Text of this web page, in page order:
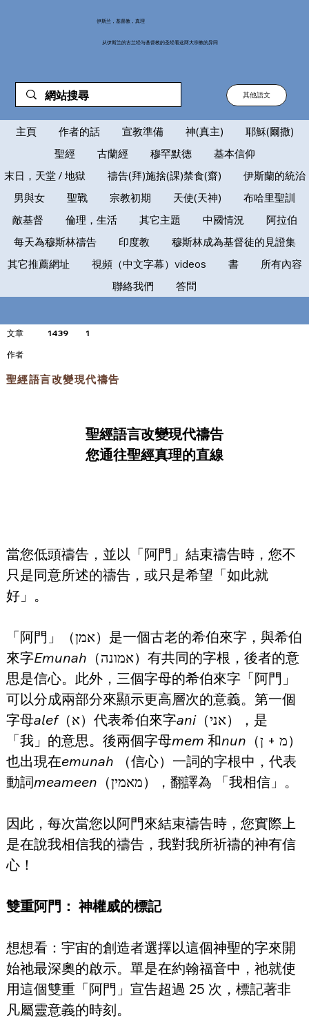
伊斯兰，基督教，真理
从伊斯兰的古兰经与基督教的圣经看这两大宗教的异同
其他語文
主頁 作者的話 宣教準備 神(真主)
耶穌(爾撒)
聖經
古蘭經 穆罕默德
基本信仰
末日，天堂 / 地獄
禱告(拜)施捨(課)禁食(齋)
伊斯蘭的統治
男與女
聖戰 宗教初期 天使(天神)
布哈里聖訓
敵基督
倫理，生活 其它主題 中國情況
阿拉伯
每天為穆斯林禱告
印度教
穆斯林成為基督徒的見證集
其它推薦網址
視頻（中文字幕）videos 書
所有內容
聯絡我們
答問
文章 1439 1
​作者
聖經語言改變現代禱告
聖經語言改變現代禱告
您通往聖經真理的直線
當您低頭禱告，並以「阿門」結束禱告時，您不
只是同意所述的禱告，或只是希望「如此就
好」。
「阿門」（אמן）是一個古老的希伯來字，與希伯
來字Emunah （אמונה）有共同的字根，後者的意
思是信心。此外，三個字母的希伯來字「阿門」
可以分成兩部分來顯示更高層次的意義。第一個
字母alef （א）代表希伯來字ani（אני），是
「我」的意思。後兩個字母mem 和nun （מ + ן）
也出現在emunah
（信心）一詞的字根中，代表
動詞meameen （מאמין），翻譯為 「我相信」。
因此，每次當您以阿門來結束禱告時，您實際上
是在說我相信我的禱告，我對我所祈禱的神有信
心！
雙重阿門： 神權威的標記
想想看：宇宙的創造者選擇以這個神聖的字來開
始祂最深奧的啟示。單是在約翰福音中，祂就使
用這個雙重「阿門」宣告超過 25 次，標記著非
凡屬靈意義的時刻。